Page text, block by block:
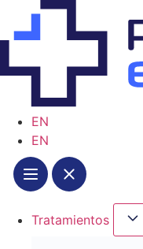
EN
EN
Tratamientos